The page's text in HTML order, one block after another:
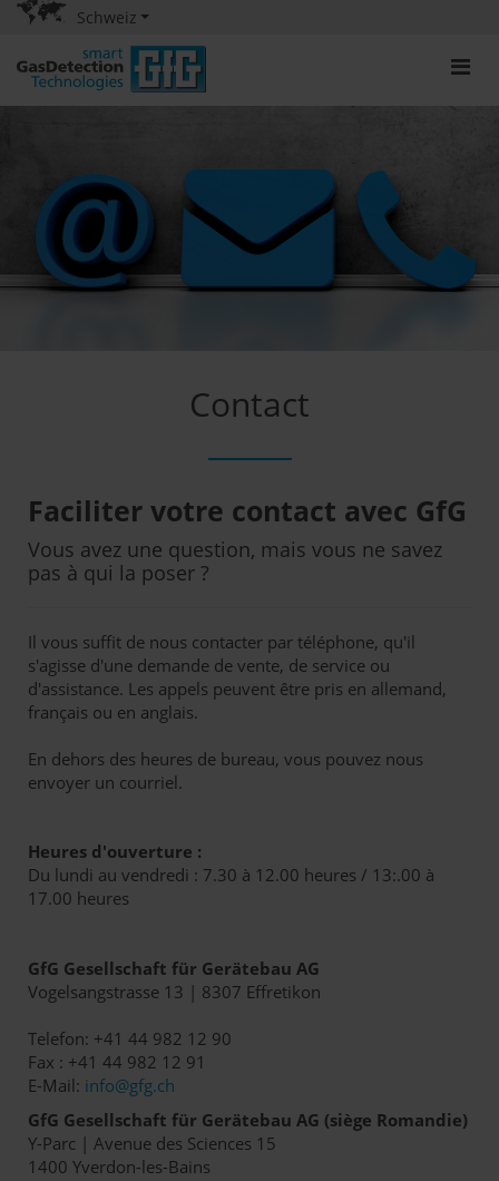
Schweiz
Contact
Faciliter votre contact avec GfG
Vous avez une question, mais vous ne savez
pas à qui la poser ?
Il vous suffit de nous contacter par téléphone, qu'il
s'agisse d'une demande de vente, de service ou
d'assistance. Les appels peuvent être pris en allemand,
français ou en anglais.
En dehors des heures de bureau, vous pouvez nous
envoyer un courriel.
Heures d'ouverture :
Du lundi au vendredi : 7.30 à 12.00 heures / 13:.00 à
17.00 heures
GfG Gesellschaft für Gerätebau AG
Vogelsangstrasse 13 | 8307 Effretikon
Telefon: +41 44 982 12 90
Fax : +41 44 982 12 91
E-Mail: info@gfg.ch
GfG Gesellschaft für Gerätebau AG (siège Romandie)
Y-Parc | Avenue des Sciences 15
1400 Yverdon-les-Bains